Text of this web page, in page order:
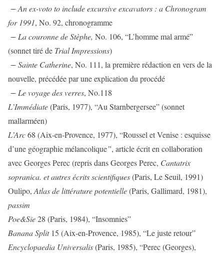
− An ex-voto to include excursive excavators : a Chronogram
for 1991, No. 92, chronogramme
− La couronne de Stèphe, No. 106, “L’homme mal armé”
(sonnet tiré de Trial Impressions)
− Sainte Catherine, No. 111, la première rédaction en vers de la
nouvelle, précédée par une explication du procédé
− Le voyage des verres, No.118
L’Immédiate(Paris, 1977), “Au Starnbergersee” (sonnet
mallarméen)
L’Arc68 (Aix-en-Provence, 1977), “Roussel et Venise : esquisse
d’une géographie mélancolique”, article écrit en collaboration
avec Georges Perec (repris dans Georges Perec, Cantatrix
sopranica. et autres écrits scientifiques(Paris, Le Seuil, 1991)
Oulipo, Atlas de littérature potentielle(Paris, Gallimard, 1981),
passim
Poe&Sie28 (Paris, 1984), “Insomnies”
Banana Split15 (Aix-en-Provence, 1985), “Le juste retour”
Encyclopaedia Universalis(Paris, 1985), “Perec (Georges),